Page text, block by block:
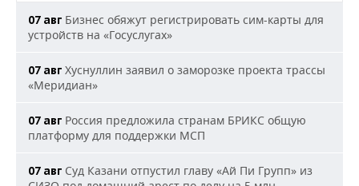
07 авг Бизнес обяжут регистрировать сим-карты для
устройств на «Госуслугах»
07 авг Хуснуллин заявил о заморозке проекта трассы
«Меридиан»
07 авг Россия предложила странам БРИКС общую
платформу для поддержки МСП
07 авг Суд Казани отпустил главу «Ай Пи Групп» из